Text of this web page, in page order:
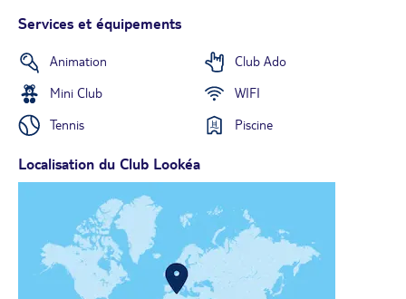
Services et équipements
Animation
Club Ado
Mini Club
WIFI
Tennis
Piscine
Localisation du Club Lookéa